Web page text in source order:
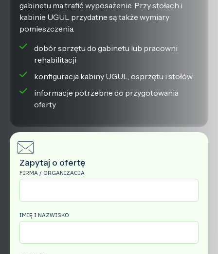
gabinetu ma trafić wyposażenie. Przy stołach i
kabinie UGUL przydatne są także wymiary
pomieszczenia.
dobór sprzętu do gabinetu lub pracowni
rehabilitacji
konfiguracja kabiny UGUL, osprzętu i stołów
informacje potrzebne do przygotowania
oferty
Zapytaj o ofertę
FIRMA / ORGANIZACJA
IMIĘ I NAZWISKO